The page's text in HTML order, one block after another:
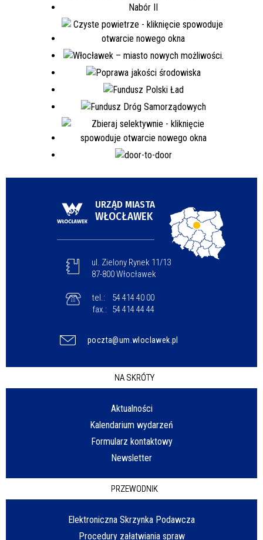
URZĄD MIASTA
WŁOCŁAWEK
ul. Zielony Rynek 11/13
87-800 Włocławek
tel.:
54 414 40 00
fax.:
54 414 44 44
poczta@um.wloclawek.pl
NA SKRÓTY
Aktualności
Kalendarium wydarzeń
Formularz kontaktowy
Newsletter
PRZEWODNIK
Elektroniczna Skrzynka Podawcza
Procedury załatwiania spraw